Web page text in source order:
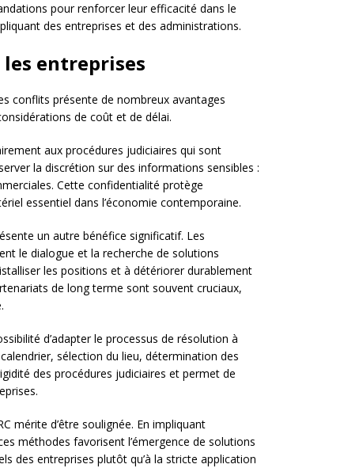
pour renforcer leur efficacité dans le
des entreprises et des administrations.
entreprises
conflits présente de nombreux avantages
de coût et de délai.
aux procédures judiciaires qui sont
la discrétion sur des informations sensibles :
Cette confidentialité protège
essentiel dans l’économie contemporaine.
un autre bénéfice significatif. Les
le dialogue et la recherche de solutions
les positions et à détériorer durablement
de long terme sont souvent cruciaux,
d’adapter le processus de résolution à
sélection du lieu, détermination des
des procédures judiciaires et permet de
mérite d’être soulignée. En impliquant
méthodes favorisent l’émergence de solutions
des entreprises plutôt qu’à la stricte application